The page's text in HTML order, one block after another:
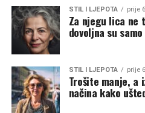
STIL I LJEPOTA prije
Za njegu lica ne
dovoljna su
STIL I LJEPOTA prije
Trošite manje,
načina kako